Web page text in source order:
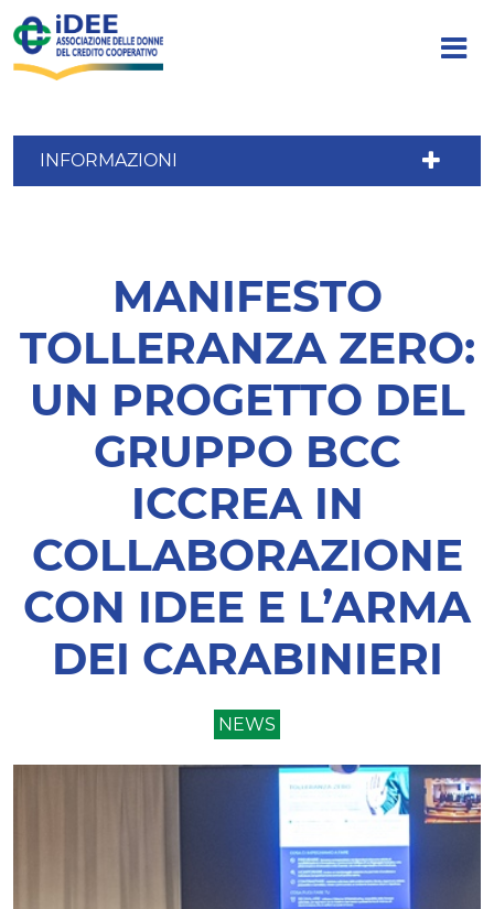
INFORMAZIONI
MANIFESTO
TOLLERANZA ZERO:
UN PROGETTO DEL
GRUPPO BCC
ICCREA IN
COLLABORAZIONE
CON IDEE E L’ARMA
DEI CARABINIERI
NEWS